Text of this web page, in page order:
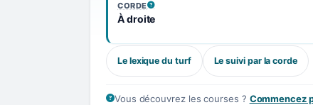
CORDE
, VOIR LA DÉFINITION
À droite
Le lexique du turf Le suivi par la corde
Vous découvrez les courses ? Commencez